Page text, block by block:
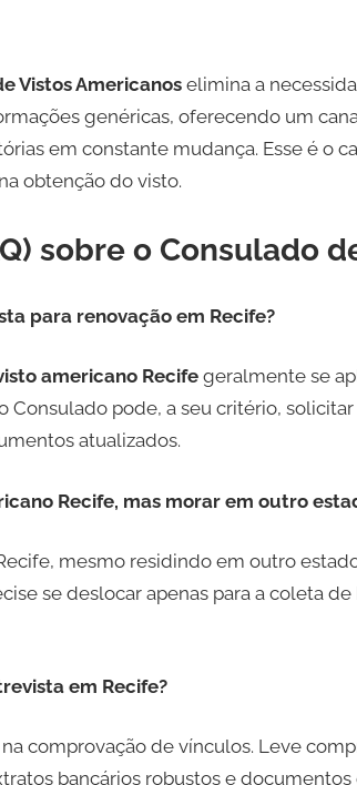
Vistos Americanoselimina a
genéricas, oferecendo um
em constante mudança. Esse é o
obtenção do visto.
sobre o Consulado
para renovação em Recife?
americano Recifegeralmente se
Consulado pode, a seu critério,
atualizados.
Recife, mas morar em outro
mesmo residindo em outro
se deslocar apenas para a coleta de
em Recife?
comprovação de vínculos. Leve
bancários robustos e